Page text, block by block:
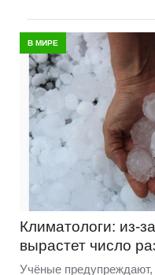
В МИРЕ
Климатологи: из-
вырастет число
Учёные предупреждают,